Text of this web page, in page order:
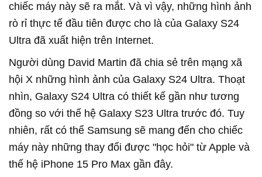
chiếc máy này sẽ ra mắt. Và vì vậy, những hình ảnh
rò rỉ thực tế đầu tiên được cho là của Galaxy S24
Ultra đã xuất hiện trên Internet.
Người dùng David Martin đã chia sẻ trên mạng xã
hội X những hình ảnh của Galaxy S24 Ultra. Thoạt
nhìn, Galaxy S24 Ultra có thiết kế gần như tương
đồng so với thế hệ Galaxy S23 Ultra trước đó. Tuy
nhiên, rất có thể Samsung sẽ mang đến cho chiếc
máy này những thay đổi được "học hỏi" từ Apple và
thế hệ iPhone 15 Pro Max gần đây.